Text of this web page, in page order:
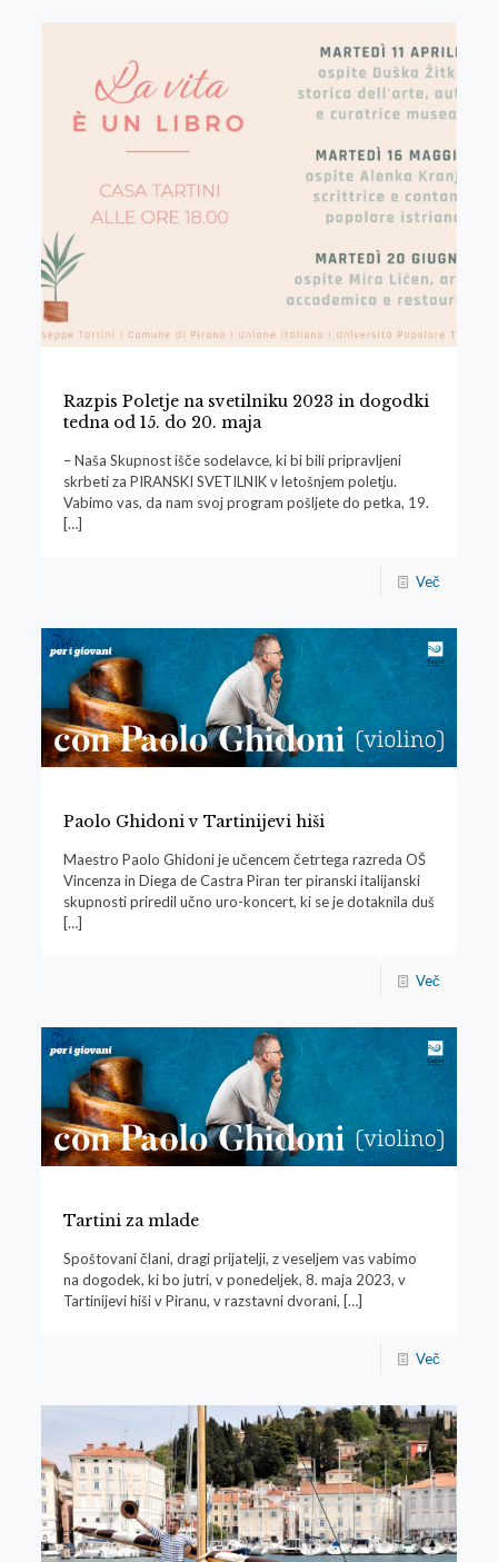
Razpis Poletje na svetilniku 2023 in dogodki
tedna od 15. do 20. maja
– Naša Skupnost išče sodelavce, ki bi bili pripravljeni
skrbeti za PIRANSKI SVETILNIK v letošnjem poletju.
Vabimo vas, da nam svoj program pošljete do petka, 19.
[…]
Več
Paolo Ghidoni v Tartinijevi hiši
Maestro Paolo Ghidoni je učencem četrtega razreda OŠ
Vincenza in Diega de Castra Piran ter piranski italijanski
skupnosti priredil učno uro-koncert, ki se je dotaknila duš
[…]
Več
Tartini za mlade
Spoštovani člani, dragi prijatelji, z veseljem vas vabimo
na dogodek, ki bo jutri, v ponedeljek, 8. maja 2023, v
Tartinijevi hiši v Piranu, v razstavni dvorani, […]
Več